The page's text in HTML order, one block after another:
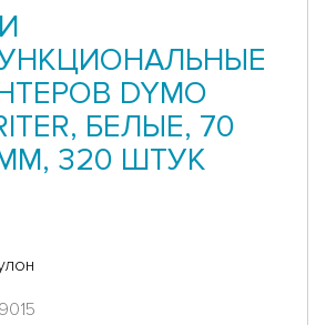
DYMO
БЕЛЫЕ, 70
320 ШТУК